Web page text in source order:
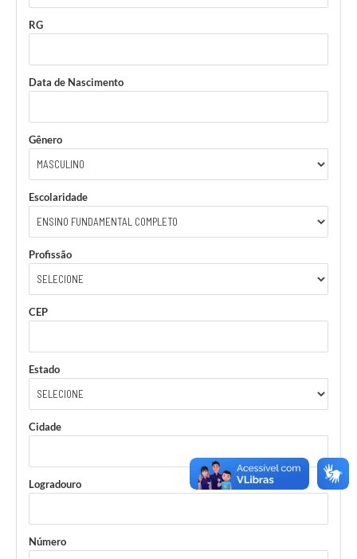
RG
Data de Nascimento
Gênero
Escolaridade
Profissão
CEP
Estado
Cidade
Logradouro
Número